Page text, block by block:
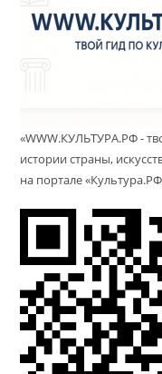
«WWW.КУЛЬТУРА.РФ -
истории страны,
на портале